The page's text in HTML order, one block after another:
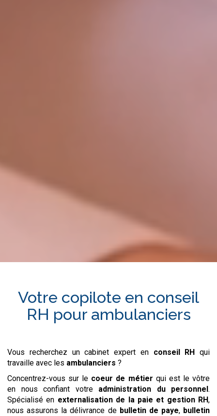
Votre copilote en conseil
RH pour ambulanciers
Vous recherchez un cabinet expert en conseil RH
qui
travaille avec les ambulanciers ?
Concentrez-vous sur le coeur de métier qui est le vôtre
en nous confiant votre administration du personnel .
Spécialisé en externalisation de la paie et gestion RH,
nous assurons la délivrance de bulletin de paye, bulletin